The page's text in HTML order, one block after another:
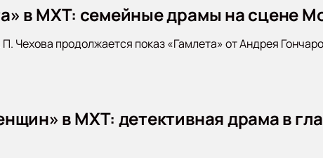
в МХТ: семейные драмы на сцене
Чехова продолжается показ «Гамлета» от Андрея
в МХТ: детективная драма в